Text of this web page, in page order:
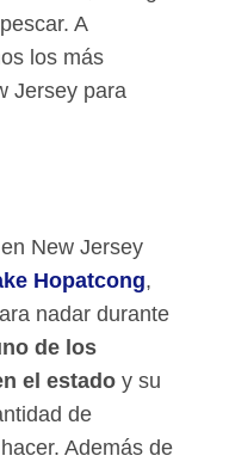
A
los más
Jersey para
New Jersey
Hopatcong,
nadar durante
de los
el estado y su
de
Además de